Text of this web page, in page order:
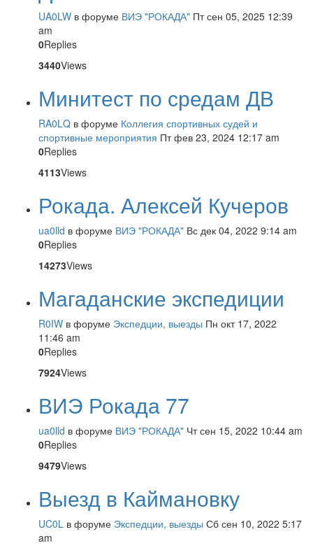
UA0LW в форуме ВИЭ "РОКАДА" Пт сен 05, 2025 12:39
am
0Replies
3440Views
Минитест по средам ДВ
RA0LQ в форуме Коллегия спортивных судей и
спортивные мероприятия Пт фев 23, 2024 12:17 am
0Replies
4113Views
Рокада. Алексей Кучеров
ua0lld в форуме ВИЭ "РОКАДА" Вс дек 04, 2022 9:14 am
0Replies
14273Views
Магаданские экспедиции
R0IW в форуме Экспедции, выезды Пн окт 17, 2022
11:46 am
0Replies
7924Views
ВИЭ Рокада 77
ua0lld в форуме ВИЭ "РОКАДА" Чт сен 15, 2022 10:44 am
0Replies
9479Views
Выезд в Каймановку
UC0L в форуме Экспедции, выезды Сб сен 10, 2022 5:17
am